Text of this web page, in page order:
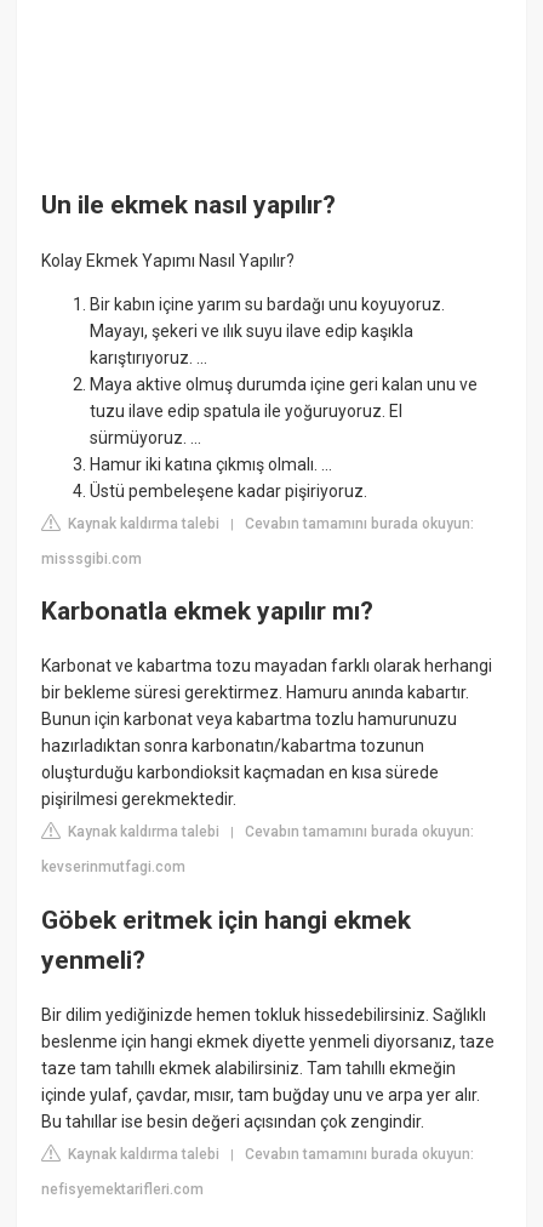
Un ile ekmek nasıl yapılır?
Kolay Ekmek Yapımı Nasıl Yapılır?
Bir kabın içine yarım su bardağı unu koyuyoruz.
Mayayı, şekeri ve ılık suyu ilave edip kaşıkla
karıştırıyoruz. ...
Maya aktive olmuş durumda içine geri kalan unu ve
tuzu ilave edip spatula ile yoğuruyoruz. El
sürmüyoruz. ...
Hamur iki katına çıkmış olmalı. ...
Üstü pembeleşene kadar pişiriyoruz.
Kaynak kaldırma talebi |Cevabın tamamını burada okuyun:
misssgibi.com
Karbonatla ekmek yapılır mı?
Karbonat ve kabartma tozu mayadan farklı olarak herhangi
bir bekleme süresi gerektirmez. Hamuru anında kabartır.
Bunun için karbonat veya kabartma tozlu hamurunuzu
hazırladıktan sonra karbonatın/kabartma tozunun
oluşturduğu karbondioksit kaçmadan en kısa sürede
pişirilmesi gerekmektedir.
Kaynak kaldırma talebi |Cevabın tamamını burada okuyun:
kevserinmutfagi.com
Göbek eritmek için hangi ekmek
yenmeli?
Bir dilim yediğinizde hemen tokluk hissedebilirsiniz. Sağlıklı
beslenme için hangi ekmek diyette yenmeli diyorsanız, taze
taze tam tahıllı ekmek alabilirsiniz. Tam tahıllı ekmeğin
içinde yulaf, çavdar, mısır, tam buğday unu ve arpa yer alır.
Bu tahıllar ise besin değeri açısından çok zengindir.
Kaynak kaldırma talebi |Cevabın tamamını burada okuyun:
nefisyemektarifleri.com